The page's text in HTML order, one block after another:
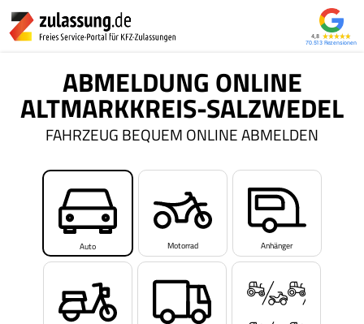
4,8
70.513
ABMELDUNG ONLINE
ALTMARKKREIS-SALZWEDEL
FAHRZEUG BEQUEM ONLINE ABMELDEN
Auto Motorrad Anhänger